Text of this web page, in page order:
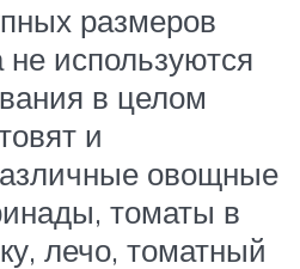
размеров
используются
в целом
и
овощные
томаты в
лечо, томатный